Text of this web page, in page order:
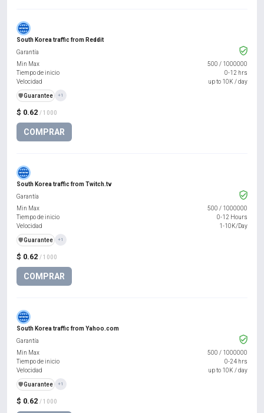
South Korea traffic from Reddit
$ 0.62 / 1000
COMPRAR
Garantía
Min Max
500 / 1000000
Tiempo de inicio
0-12 hrs
Velocidad
up to 10K / day
️🛡️Guarantee +1
South Korea traffic from Twitch.tv
$ 0.62 / 1000
COMPRAR
Garantía
Min Max
500 / 1000000
Tiempo de inicio
0-12 Hours
Velocidad
1-10K/Day
️🛡️Guarantee +1
South Korea traffic from Yahoo.com
$ 0.62 / 1000
Garantía
Min Max
500 / 1000000
Tiempo de inicio
0-24 hrs
Velocidad
up to 10K / day
️🛡️Guarantee +1